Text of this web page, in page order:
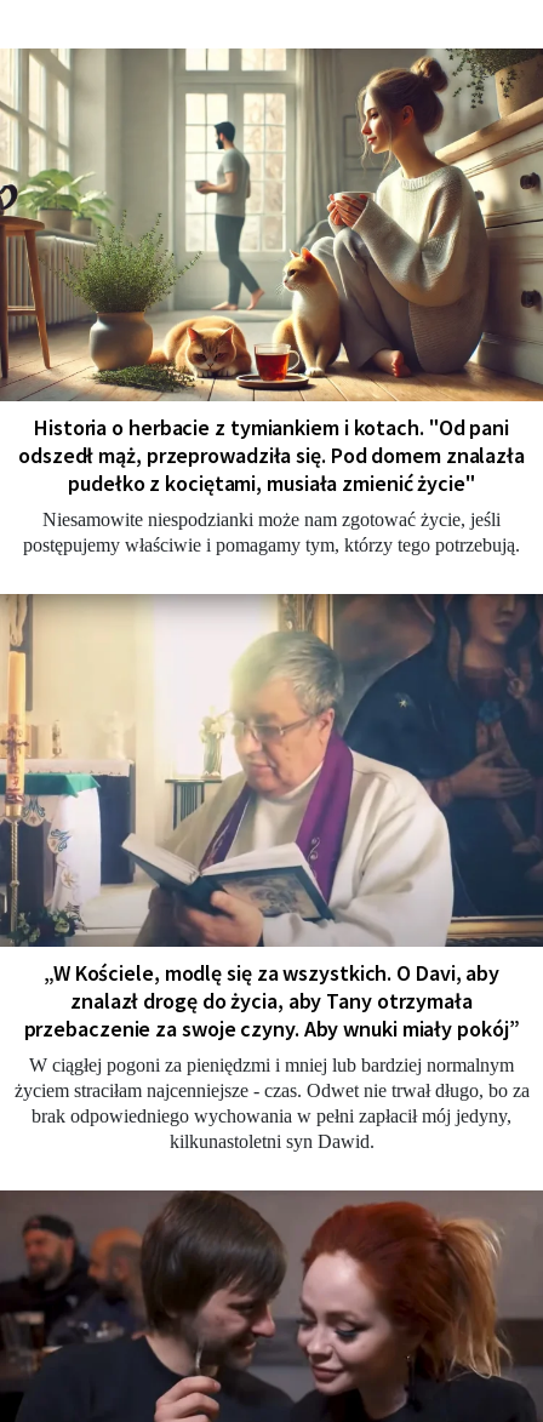
Historia o herbacie z tymiankiem i kotach. "Od pani
odszedł mąż, przeprowadziła się. Pod domem znalazła
pudełko z kociętami, musiała zmienić życie"
Niesamowite niespodzianki może nam zgotować życie, jeśli
postępujemy właściwie i pomagamy tym, którzy tego potrzebują.
„W Kościele, modlę się za wszystkich. O Davi, aby
znalazł drogę do życia, aby Tany otrzymała
przebaczenie za swoje czyny. Aby wnuki miały pokój”
W ciągłej pogoni za pieniędzmi i mniej lub bardziej normalnym
życiem straciłam najcenniejsze - czas. Odwet nie trwał długo, bo za
brak odpowiedniego wychowania w pełni zapłacił mój jedyny,
kilkunastoletni syn Dawid.